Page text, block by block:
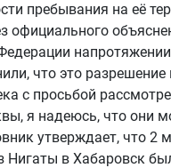
пребывания на её
официального
что это
с просьбой
я надеюсь, что они
утверждает, что 2
в Хабаровск